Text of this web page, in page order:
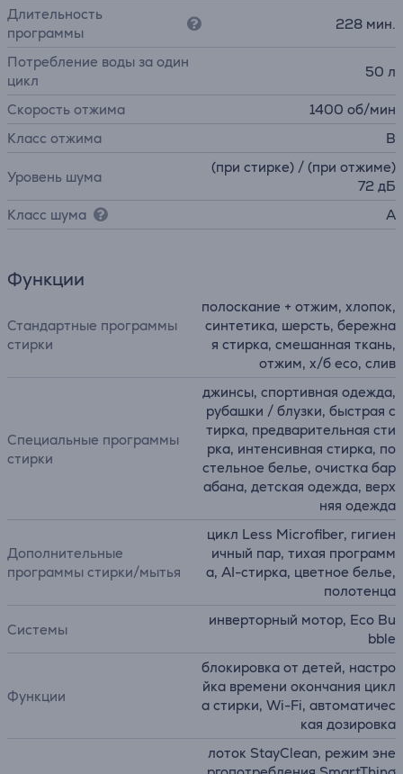
Длительность
программы
228 мин.
Потребление воды за один
цикл
50 л
Скорость отжима
1400 об/мин
Класс отжима
B
Уровень шума
(при стирке) / (при отжиме)
72 дБ
Класс шума
A
Функции
Стандартные программы
стирки
полоскание + отжим, хлопок,
синтетика, шерсть, бережна
я стирка, смешанная ткань,
отжим, х/б eco, слив
Специальные программы
стирки
джинсы, спортивная одежда,
рубашки / блузки, быстрая с
тирка, предварительная сти
рка, интенсивная стирка, по
стельное белье, очистка бар
абана, детская одежда, верх
няя одежда
Дополнительные
программы стирки/мытья
цикл Less Microfiber, гигиен
ичный пар, тихая программ
а, AI-стирка, цветное белье,
полотенца
Системы
инверторный мотор, Eco Bu
bble
Функции
блокировка от детей, настро
йка времени окончания цикл
а стирки, Wi-Fi, автоматичес
кая дозировка
лоток StayClean, режим эне